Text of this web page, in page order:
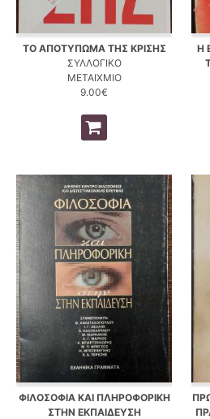
ΤΟ ΑΠΟΤΥΠΩΜΑ ΤΗΣ ΚΡΙΣΗΣ
ΣΥΛΛΟΓΙΚΟ
ΜΕΤΑΙΧΜΙΟ
9.00€
Η
ΦΙΛΟΣΟΦΙΑ ΚΑΙ ΠΛΗΡΟΦΟΡΙΚΗ
ΣΤΗΝ ΕΚΠΑΙΔΕΥΣΗ